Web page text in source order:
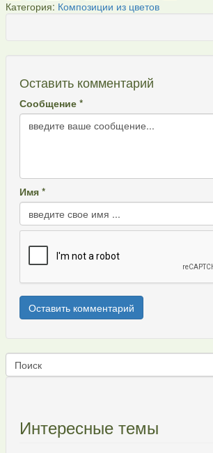
Категория: Композиции из цветов
Оставить комментарий
Сообщение *
Имя *
Интересные темы